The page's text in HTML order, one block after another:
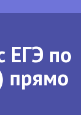
ЕГЭ по
прямо